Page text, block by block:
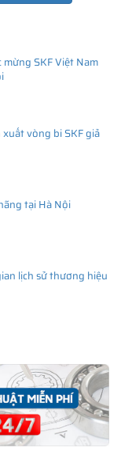
SKF Việt Nam
vòng bi SKF giả
tại Hà Nội
lịch sử thương hiệu